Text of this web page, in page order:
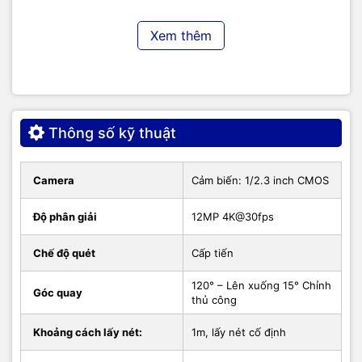
Tích hợp công nghệ điều khiển
thông minh và linh hoạt
Camera Maxhub UC S07 hỗ trợ tích hợp công nghệ Auto
Framing, tự động điều chỉnh khung hình phù hợp bắt trọn
hình ảnh mọi thành viên trong cuộc họp. Điều khiển dễ dàng
Xem thêm
Thông số kỹ thuật
Camera Cảm biến: 1/2.3 inch CMOS
Độ phân giải 12MP 4K@30fps
Chế độ quét Cấp tiến
Góc quay
120° – Lên xuống 15° Chỉnh
thủ công
Khoảng cách lấy nét: 1m, lấy nét cố định